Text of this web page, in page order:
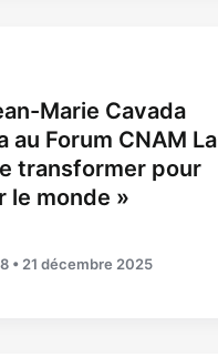
Marie Cavada
au Forum CNAM La
transformer pour
le monde »
• 21 décembre 2025